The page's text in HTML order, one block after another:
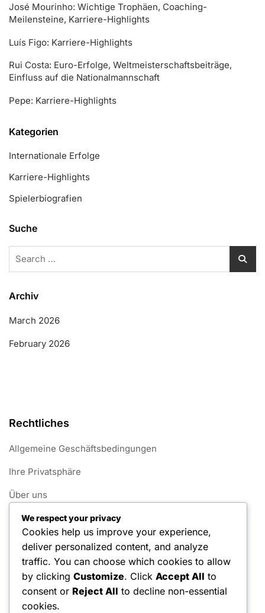
José Mourinho: Wichtige Trophäen, Coaching-
Meilensteine, Karriere-Highlights
Luís Figo: Karriere-Highlights
Rui Costa: Euro-Erfolge, Weltmeisterschaftsbeiträge,
Einfluss auf die Nationalmannschaft
Pepe: Karriere-Highlights
Kategorien
Internationale Erfolge
Karriere-Highlights
Spielerbiografien
Suche
Archiv
March 2026
February 2026
Rechtliches
Allgemeine Geschäftsbedingungen
Ihre Privatsphäre
Über uns
Cookie-Einstellungen
Kontaktieren Sie uns
Kategorien
Internationale Erfolge
We respect your privacy
Cookies help us improve your experience,
deliver personalized content, and analyze
traffic. You can choose which cookies to allow
by clicking Customize. Click Accept All to
consent or Reject All to decline non-essential
cookies.